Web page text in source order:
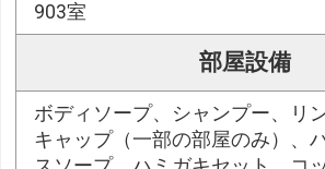
903室
部屋設備
ボディソープ、シャンプー、リ
キャップ（一部の部屋のみ）、